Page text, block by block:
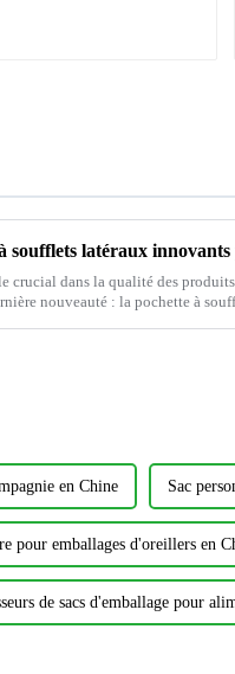
crucial dans la qualité des
nouveauté : la pochette à
en Chine Sac
pour emballages d'oreillers en
de sacs d'emballage pour